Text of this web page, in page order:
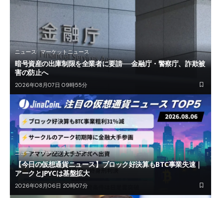
ニュース マーケットニュース
暗号資産の出庫制限を全業者に要請──金融庁・警察庁、詐欺被
害の防止へ
2026年08月07日 09時55分
ニュース マーケットニュース
【今日の仮想通貨ニュース】ブロック好決算もBTC事業失速｜
アークとJPYCは基盤拡大
2026年08月06日 20時07分